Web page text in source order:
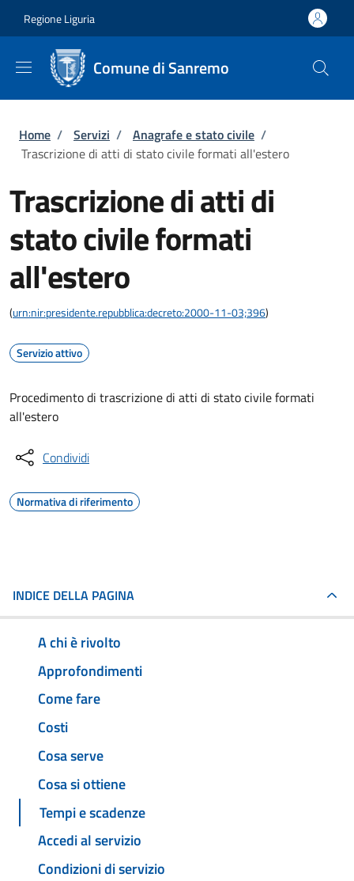
Regione Liguria
Comune di Sanremo
Briciole di pane
Home / Servizi / Anagrafe e stato civile /
Trascrizione di atti di stato civile formati all'estero
Trascrizione di atti di
stato civile formati
all'estero
(urn:nir:presidente.repubblica:decreto:2000-11-03;396)
Servizio attivo
Procedimento di trascrizione di atti di stato civile formati
all'estero
Condividi
Normativa di riferimento
INDICE DELLA PAGINA
A chi è rivolto
Approfondimenti
Come fare
Costi
Cosa serve
Cosa si ottiene
Tempi e scadenze
Accedi al servizio
Condizioni di servizio